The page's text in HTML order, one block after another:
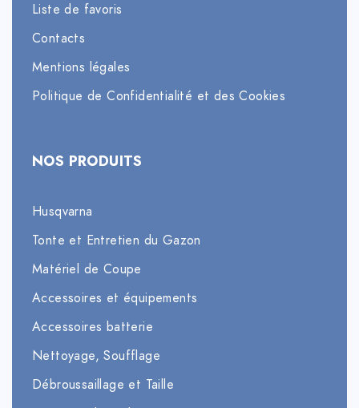
Liste de favoris
Contacts
Mentions légales
Politique de Confidentialité et des Cookies
NOS PRODUITS
Husqvarna
Tonte et Entretien du Gazon
Matériel de Coupe
Accessoires et équipements
Accessoires batterie
Nettoyage, Soufflage
Débroussaillage et Taille